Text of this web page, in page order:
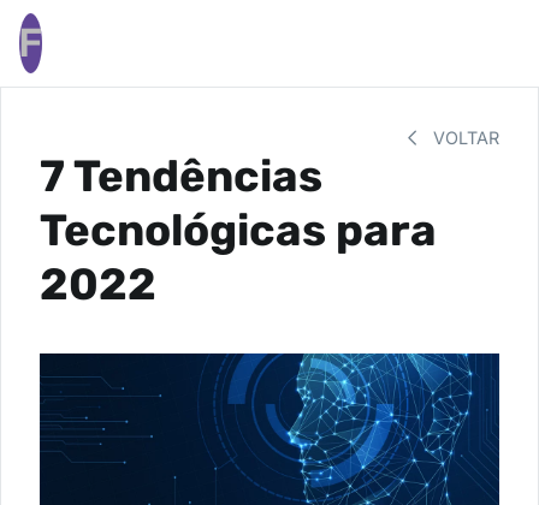
F
VOLTAR
7 Tendências
Tecnológicas para
2022